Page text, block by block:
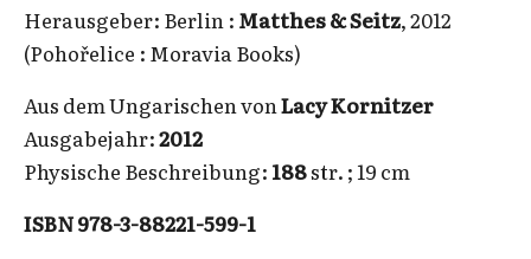
Herausgeber: Berlin : Matthes & Seitz, 2012
(Pohořelice : Moravia Books)
Aus dem Ungarischen vonLacy Kornitzer
Ausgabejahr:2012
Physische Beschreibung: 188str. ; 19 cm
ISBN 978-3-88221-599-1